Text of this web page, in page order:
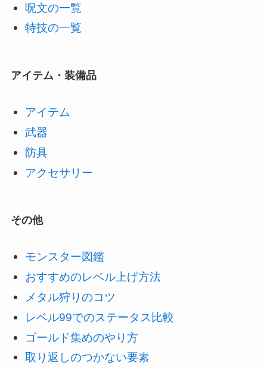
呪文の一覧
特技の一覧
アイテム・装備品
アイテム
武器
防具
アクセサリー
その他
モンスター図鑑
おすすめのレベル上げ方法
メタル狩りのコツ
レベル99でのステータス比較
ゴールド集めのやり方
取り返しのつかない要素